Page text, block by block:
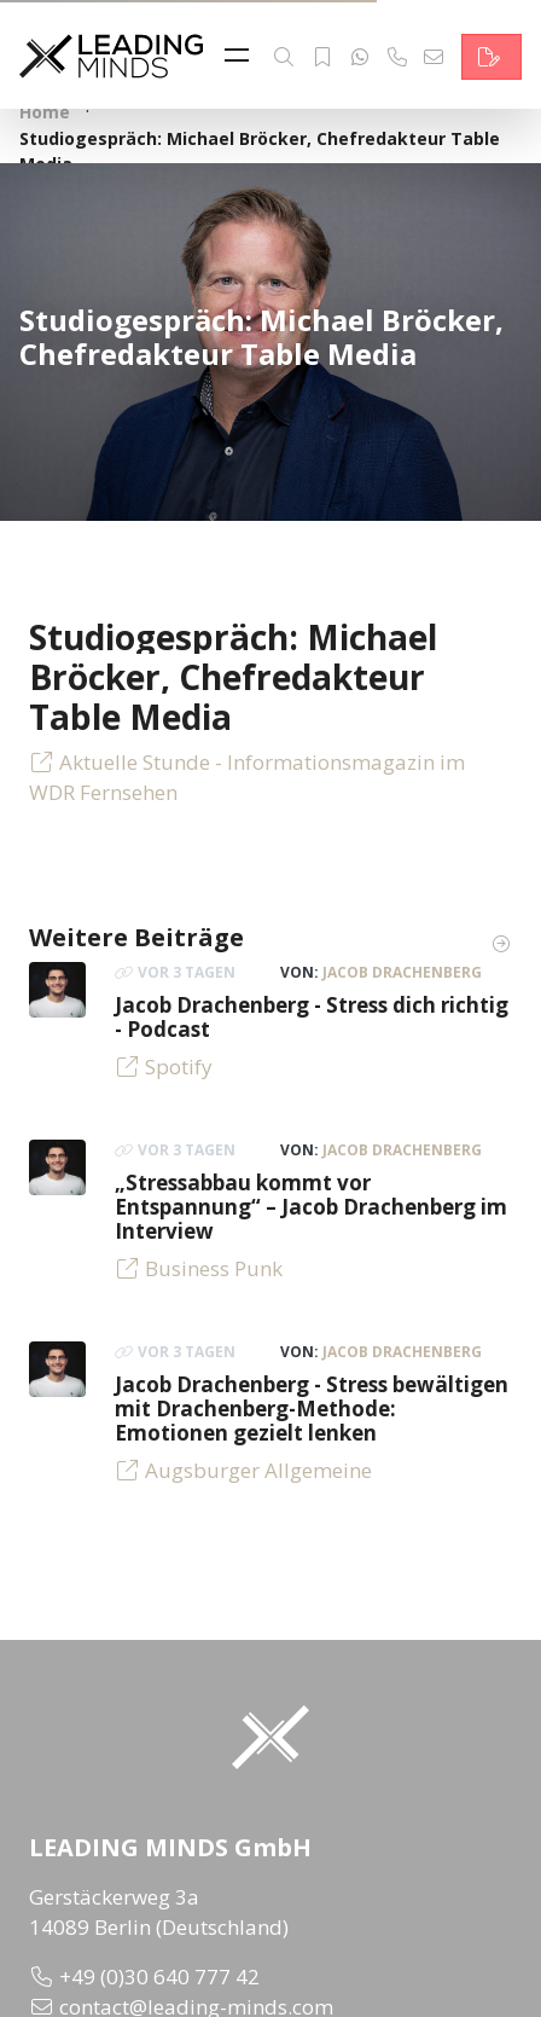
Feed & News
Reading Minds
Themen
Services
Wer wir sind
Kontakt
English
Home ·
Studiogespräch: Michael Bröcker, Chefredakteur Table
Media
Studiogespräch: Michael Bröcker,
Chefredakteur Table Media
Studiogespräch: Michael
Bröcker, Chefredakteur
Table Media
Aktuelle Stunde - Informationsmagazin im
WDR Fernsehen
Weitere Beiträge
VOR 3 TAGEN VON: JACOB DRACHENBERG
Jacob Drachenberg - Stress dich richtig
- Podcast
Spotify
VOR 3 TAGEN VON: JACOB DRACHENBERG
„Stressabbau kommt vor
Entspannung“ – Jacob Drachenberg im
Interview
Business Punk
VOR 3 TAGEN VON: JACOB DRACHENBERG
Jacob Drachenberg - Stress bewältigen
mit Drachenberg-Methode:
Emotionen gezielt lenken
Augsburger Allgemeine
LEADING MINDS GmbH
Gerstäckerweg 3a
14089 Berlin (Deutschland)
+49 (0)30 640 777 42
contact@leading-minds.com